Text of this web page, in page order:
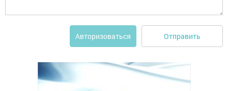
Авторизоваться Отправить